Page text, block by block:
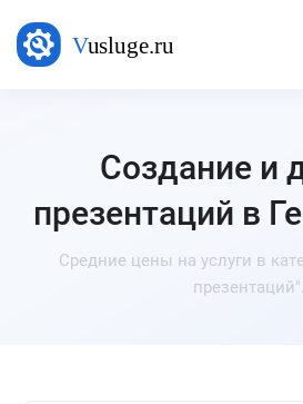
Создание и
презентаций в
Средние цены на услуги в
презентаций".